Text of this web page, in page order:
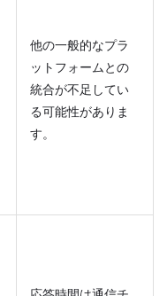
他の一般的なプラ
ットフォームとの
統合が不足してい
る可能性がありま
す。